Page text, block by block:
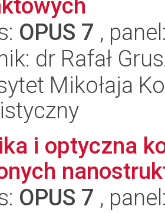
OPUS 7 ,
dr Rafał
Mikołaja
i optyczna
OPUS 7 ,